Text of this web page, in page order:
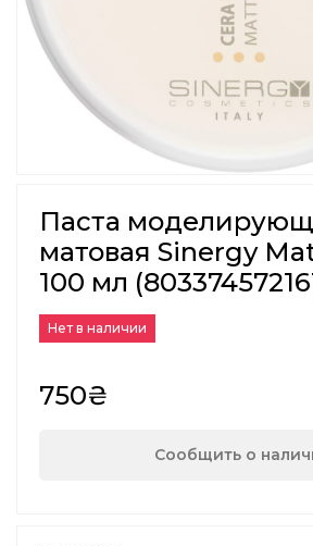
Паста
матовая Sinergy
100 мл
Нет в наличии
750₴
Сообщить о